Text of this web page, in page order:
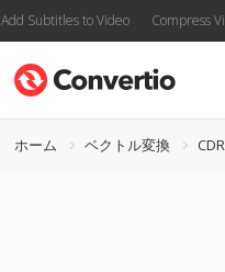
Add Subtitles to Video Compress
ホーム ベクトル変換